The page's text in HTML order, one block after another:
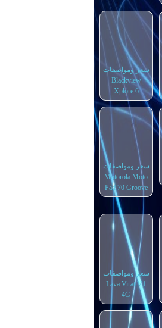
سعر ومواصفات
Blackview
Xplore 6
سعر ومواصفات
Motorola Moto
Pad 70 Groove
سعر ومواصفات
Lava Virat V1
4G